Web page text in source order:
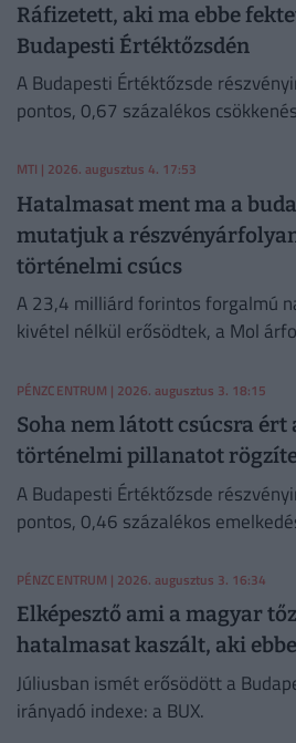
Ráfizetett, aki ma ebbe
Budapesti Értéktőzsdén
A Budapesti Értéktőzsde
pontos, 0,67 százalékos
MTI | 2026. augusztus 4. 17:53
Hatalmasat ment ma a
mutatjuk a
történelmi csúcs
A 23,4 milliárd forintos forgalmú
kivétel nélkül erősödtek, a Mol
PÉNZCENTRUM | 2026. augusztus 3. 18:15
Soha nem látott csúcsra ért
történelmi pillanatot
A Budapesti Értéktőzsde
pontos, 0,46 százalékos
PÉNZCENTRUM | 2026. augusztus 3. 16:34
Elképesztő ami a magyar
hatalmasat kaszált, aki
Júliusban ismét erősödött a
irányadó indexe: a BUX.